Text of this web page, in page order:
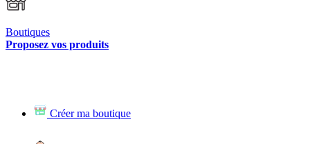
Boutiques
Proposez vos produits
Créer ma boutique